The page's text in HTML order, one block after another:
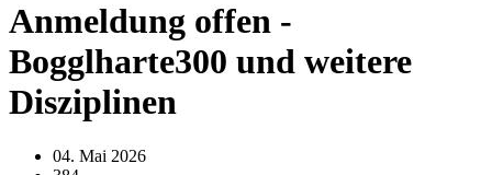
Anmeldung offen -
Bogglharte300 und weitere
Disziplinen
04. Mai 2026